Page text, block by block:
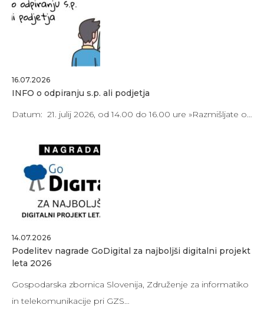
16.07.2026
INFO o odpiranju s.p. ali podjetja
Datum: 21. julij 2026, od 14.00 do 16.00 ure »Razmišljate o…
14.07.2026
Podelitev nagrade GoDigital za najboljši digitalni projekt
leta 2026
Gospodarska zbornica Slovenija, Združenje za informatiko
in telekomunikacije pri GZS…